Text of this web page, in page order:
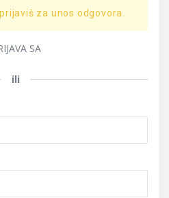
za unos odgovora.
SA
ili